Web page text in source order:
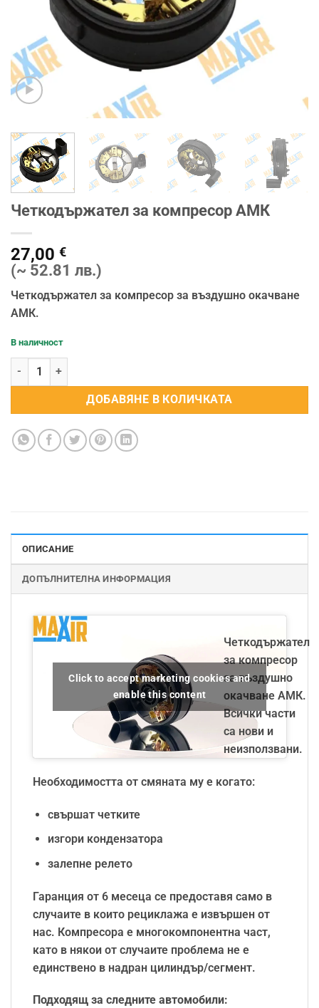
Четкодържател за компресор АМК
27,00 €
(~ 52.81 лв.)
Четкодържател за компресор за въздушно окачване
АМК.
В наличност
количество за Четкодържател за компресор АМК
ДОБАВЯНЕ В КОЛИЧКАТА
ОПИСАНИЕ
ДОПЪЛНИТЕЛНА ИНФОРМАЦИЯ
Четкодържател
за компресор
за въздушно
окачване АМК.
Всички части
са нови и
неизползвани.
Click to accept marketing cookies and
enable this content
Необходимостта от смяната му е когато:
свършат четките
изгори кондензатора
залепне релето
Гаранция от 6 месеца се предоставя само в
случаите в които рециклажа е извършен от
нас. Компресора е многокомпонентна част,
като в някои от случаите проблема не е
единствено в надран цилиндър/сегмент.
Подходящ за следните автомобили: